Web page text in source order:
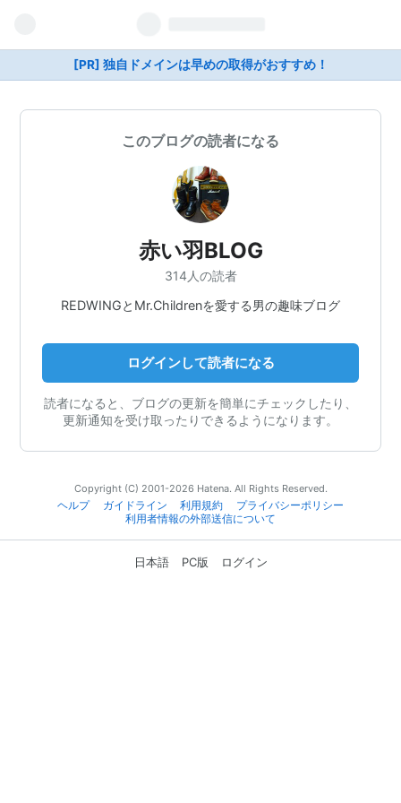
[PR] 独自ドメインは早めの取得がおすすめ！
このブログの読者になる
赤い羽BLOG
314人の読者
REDWINGとMr.Childrenを愛する男の趣味ブログ
ログインして読者になる
読者になると、ブログの更新を簡単にチェックしたり、
更新通知を受け取ったりできるようになります。
Copyright (C) 2001-2026 Hatena. All Rights Reserved.
ヘルプ
ガイドライン 利用規約
プライバシーポリシー
利用者情報の外部送信について
日本語 PC版 ログイン